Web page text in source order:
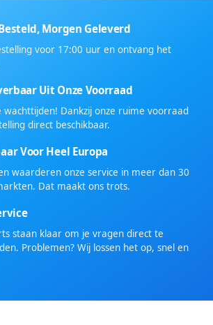
Morgen Geleverd
voor 17:00 uur en ontvang het
Uit Onze Voorraad
wachttijden! Dankzij onze ruime voorraad
direct beschikbaar.
Voor Heel Europa
waarderen onze service in meer dan 30
Dat maakt ons trots.
staan klaar om je vragen direct te
Problemen? Wij lossen het op, snel en